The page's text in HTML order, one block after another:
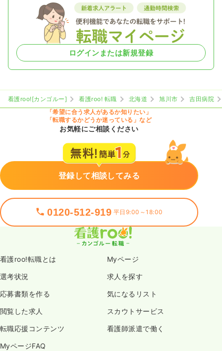
ログインまたは新規登録
看護roo![カンゴルー] 看護roo! 転職 北海道 旭川市
吉田病院
「希望に合う求人があるか知りたい」
「転職するかどうか迷っている」など
お気軽にご相談ください
登録して相談してみる
0120-512-919 平日9:00～18:00
看護roo!転職とは Myページ
選考状況 求人を探す
応募書類を作る 気になるリスト
閲覧した求人 スカウトサービス
転職応援コンテンツ 看護師派遣で働く
MyページFAQ